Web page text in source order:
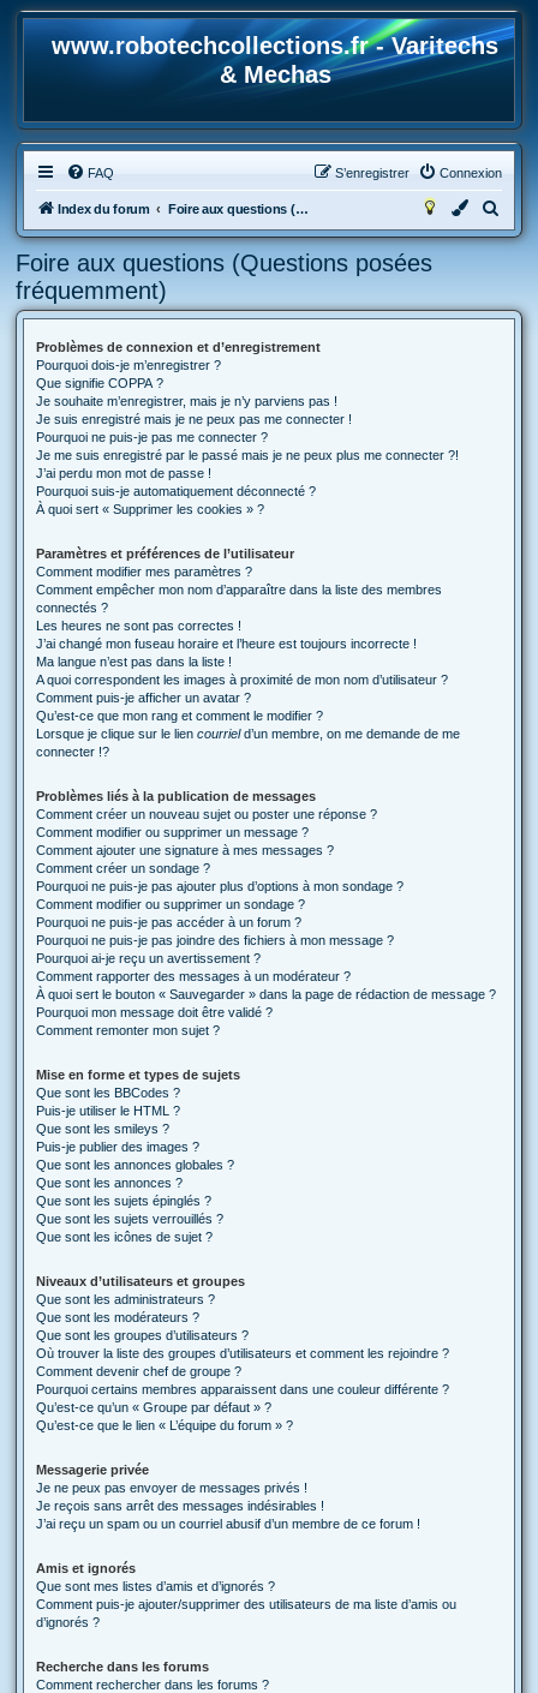
www.robotechcollections.fr - Varitechs
& Mechas
FAQ Connexion
S’enregistrer
Index du forum Foire aux questions (Questions posées fréquemment)
e
e
Foire aux questions (Questions posées
fréquemment)
Problèmes de connexion et d’enregistrement
Pourquoi dois-je m’enregistrer ?
Que signifie COPPA ?
Je souhaite m’enregistrer, mais je n’y parviens pas !
Je suis enregistré mais je ne peux pas me connecter !
Pourquoi ne puis-je pas me connecter ?
Je me suis enregistré par le passé mais je ne peux plus me connecter ?!
J’ai perdu mon mot de passe !
Pourquoi suis-je automatiquement déconnecté ?
À quoi sert « Supprimer les cookies » ?
Paramètres et préférences de l’utilisateur
Comment modifier mes paramètres ?
Comment empêcher mon nom d’apparaître dans la liste des membres
connectés ?
Les heures ne sont pas correctes !
J’ai changé mon fuseau horaire et l’heure est toujours incorrecte !
Ma langue n’est pas dans la liste !
A quoi correspondent les images à proximité de mon nom d’utilisateur ?
Comment puis-je afficher un avatar ?
Qu’est-ce que mon rang et comment le modifier ?
Lorsque je clique sur le lien courrield’un membre, on me demande de me
connecter !?
Problèmes liés à la publication de messages
Comment créer un nouveau sujet ou poster une réponse ?
Comment modifier ou supprimer un message ?
Comment ajouter une signature à mes messages ?
Comment créer un sondage ?
Pourquoi ne puis-je pas ajouter plus d’options à mon sondage ?
Comment modifier ou supprimer un sondage ?
Pourquoi ne puis-je pas accéder à un forum ?
Pourquoi ne puis-je pas joindre des fichiers à mon message ?
Pourquoi ai-je reçu un avertissement ?
Comment rapporter des messages à un modérateur ?
À quoi sert le bouton « Sauvegarder » dans la page de rédaction de message ?
Pourquoi mon message doit être validé ?
Comment remonter mon sujet ?
Mise en forme et types de sujets
Que sont les BBCodes ?
Puis-je utiliser le HTML ?
Que sont les smileys ?
Puis-je publier des images ?
Que sont les annonces globales ?
Que sont les annonces ?
Que sont les sujets épinglés ?
Que sont les sujets verrouillés ?
Que sont les icônes de sujet ?
Niveaux d’utilisateurs et groupes
Que sont les administrateurs ?
Que sont les modérateurs ?
Que sont les groupes d’utilisateurs ?
Où trouver la liste des groupes d’utilisateurs et comment les rejoindre ?
Comment devenir chef de groupe ?
Pourquoi certains membres apparaissent dans une couleur différente ?
Qu’est-ce qu’un « Groupe par défaut » ?
Qu’est-ce que le lien « L’équipe du forum » ?
Messagerie privée
Je ne peux pas envoyer de messages privés !
Je reçois sans arrêt des messages indésirables !
J’ai reçu un spam ou un courriel abusif d’un membre de ce forum !
Amis et ignorés
Que sont mes listes d’amis et d’ignorés ?
Comment puis-je ajouter/supprimer des utilisateurs de ma liste d’amis ou
d’ignorés ?
Recherche dans les forums
Comment rechercher dans les forums ?